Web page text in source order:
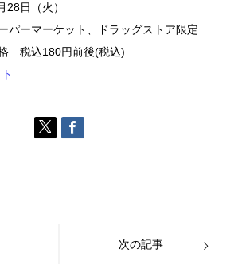
28日（火）
パーマーケット、ドラッグストア限定
格 税込180円前後(税込)
次の記事